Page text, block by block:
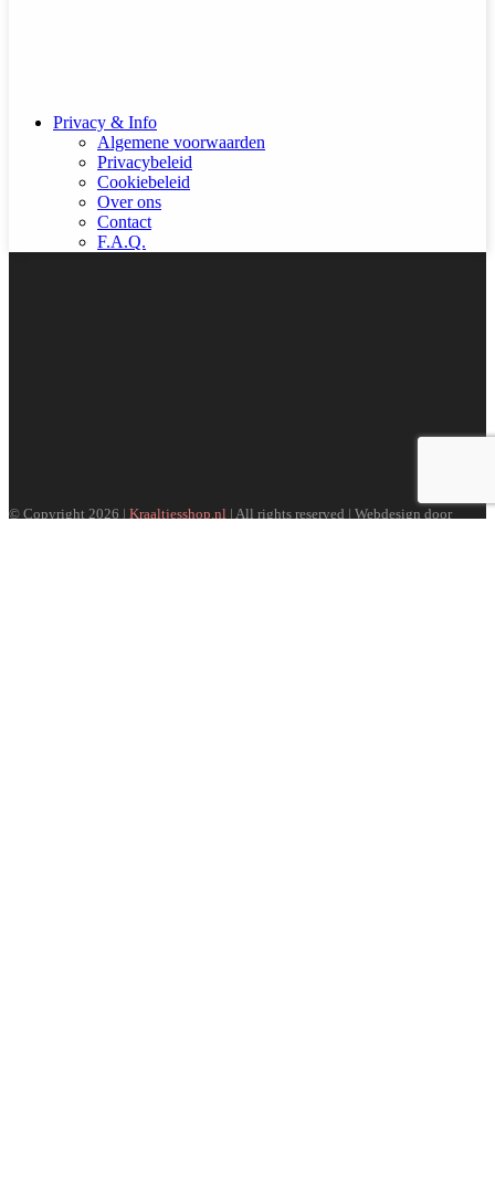
Privacy & Info
Algemene voorwaarden
Privacybeleid
Cookiebeleid
Over ons
Contact
F.A.Q.
© Copyright 2026 | Kraaltjesshop.nl | All rights reserved | Webdesign door